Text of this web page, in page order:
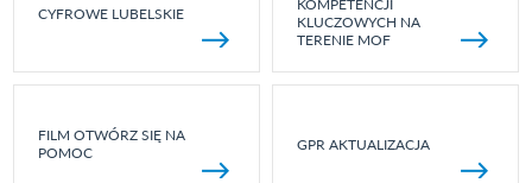
CYFROWE LUBELSKIE
KOMPETENCJI
KLUCZOWYCH NA
TERENIE MOF
FILM OTWÓRZ SIĘ NA
POMOC
GPR AKTUALIZACJA